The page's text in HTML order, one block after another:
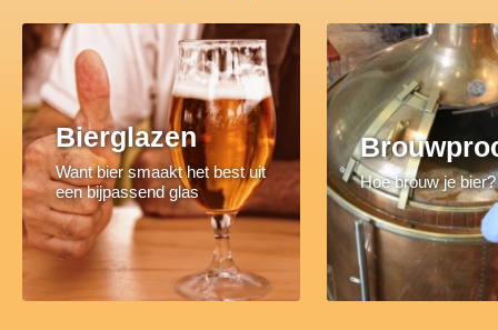
Bierglazen
Want bier smaakt het best uit
een bijpassend glas
Hoe brouw je bier?